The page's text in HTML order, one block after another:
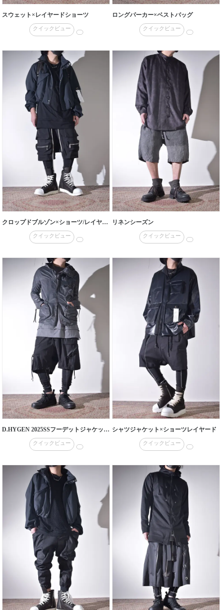
スウェット×レイヤードショーツ
クイックビュー
ロングパーカー×ベストバッグ
クイックビュー
クロップドブルゾン×ショーツ/レイヤード
クイックビュー
リネンシーズン
クイックビュー
D.HYGEN 2025SSフーデットジャケットラス1となりました。
クイックビュー
シャツジャケット×ショーツレイヤード
クイックビュー